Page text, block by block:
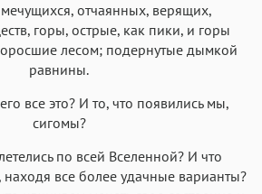
отчаянных, верящих,
горы, острые, как пики, и горы
лесом; подернутые дымкой
равнины.
все это? И то, что появились мы,
сигомы?
по всей Вселенной? И что
все более удачные варианты?